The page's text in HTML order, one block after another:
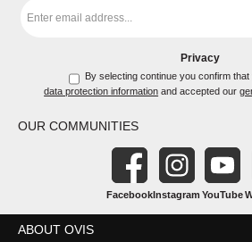
address
Privacy
data protection information and accepted our
OUR COMMUNITIES
FacebookInstagram YouTube
ABOUT OVIS